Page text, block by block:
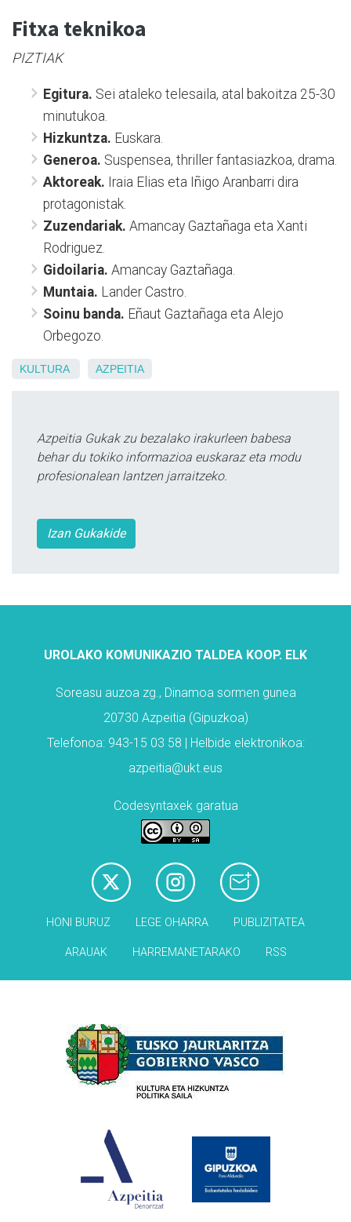
Fitxa teknikoa
PIZTIAK
Egitura. Sei ataleko telesaila, atal bakoitza 25-30
minutukoa.
Hizkuntza. Euskara.
Generoa. Suspensea, thriller fantasiazkoa, drama.
Aktoreak. Iraia Elias eta Iñigo Aranbarri dira
protagonistak.
Zuzendariak. Amancay Gaztañaga eta Xanti
Rodriguez.
Gidoilaria. Amancay Gaztañaga.
Muntaia. Lander Castro.
Soinu banda. Eñaut Gaztañaga eta Alejo
Orbegozo.
KULTURA AZPEITIA
Azpeitia Gukak zu bezalako irakurleen babesa
behar du tokiko informazioa euskaraz eta modu
profesionalean lantzen jarraitzeko.
Izan Gukakide
UROLAKO KOMUNIKAZIO TALDEA KOOP. ELK
Soreasu auzoa zg., Dinamoa sormen gunea
20730 Azpeitia (Gipuzkoa)
Telefonoa: 943-15 03 58 | Helbide elektronikoa:
azpeitia@ukt.eus
Codesyntaxek garatua
HONI BURUZ LEGE OHARRA PUBLIZITATEA
ARAUAK HARREMANETARAKO RSS